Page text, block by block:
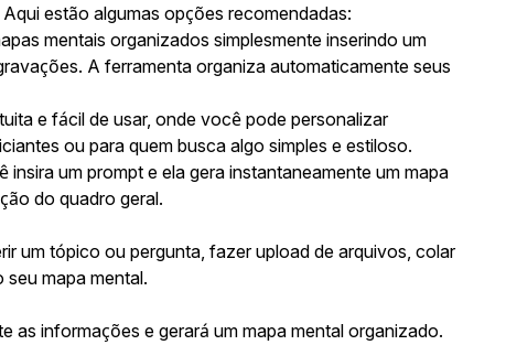
estão algumas opções recomendadas:
mentais organizados simplesmente inserindo um
A ferramenta organiza automaticamente seus
e fácil de usar, onde você pode personalizar
ou para quem busca algo simples e estiloso.
um prompt e ela gera instantaneamente um mapa
do quadro geral.
um tópico ou pergunta, fazer upload de arquivos, colar
mapa mental.
as informações e gerará um mapa mental organizado.